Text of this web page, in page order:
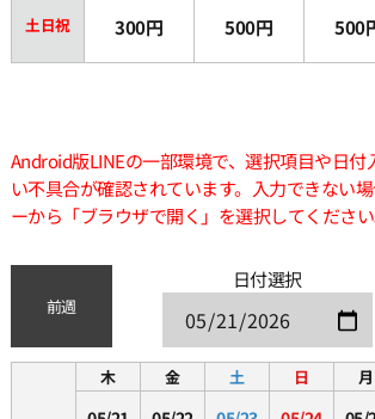
土日祝 300円 500円 500
Android版LINEの一部環境で、選択項目や日付
い不具合が確認されています。入力できない
ーから「ブラウザで開く」を選択してください
前週
日付選択
木 金 土 日 月